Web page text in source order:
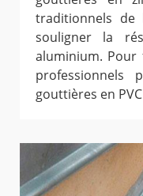
traditionnels de
souligner la
aluminium. Pour
professionnels
gouttières en